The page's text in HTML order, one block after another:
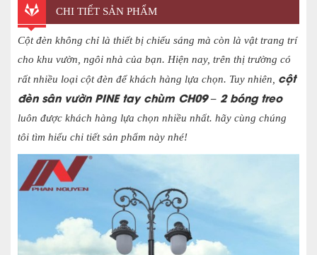
CHI TIẾT SẢN PHẨM
Cột đèn không chỉ là thiết bị chiếu sáng mà còn là vật trang trí
cho khu vườn, ngôi nhà của bạn. Hiện nay, trên thị trường có
rất nhiều loại cột đèn để khách hàng lựa chọn. Tuy nhiên, cột
đèn sân vườn PINE tay chùm CH09 – 2 bóng treo
luôn được khách hàng lựa chọn nhiều nhất. hãy cùng chúng
tôi tìm hiểu chi tiết sản phẩm này nhé!